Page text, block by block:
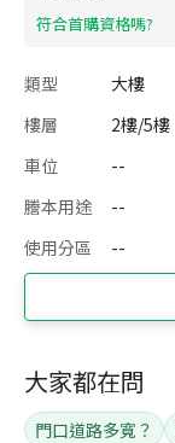
​符合首購資格嗎?
類型 大樓
樓層
2樓/5樓
車位
--
謄本用途
--
使用分區
--
大家都在問
門口道路多寬？